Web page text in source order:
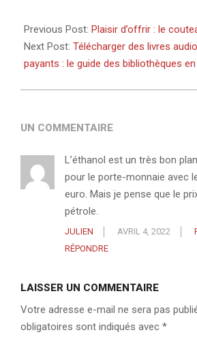
Previous Post: Plaisir d’offrir : le
Next Post: Télécharger des livres
payants : le guide des bibliothèques en
UN COMMENTAIRE
L’éthanol est un très bon
pour le porte-monnaie avec
euro. Mais je pense que le
pétrole.
JULIEN AVRIL 4, 2022
RÉPONDRE
LAISSER UN COMMENTAIRE
Votre adresse e-mail ne sera pas
obligatoires sont indiqués avec *